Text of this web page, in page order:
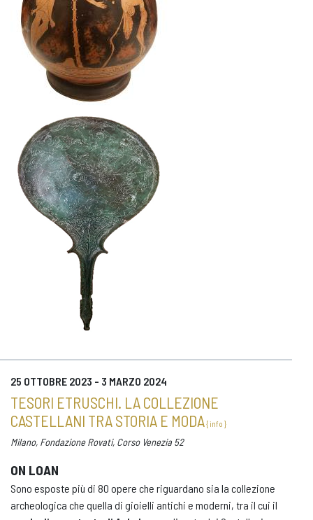
25 OTTOBRE 2023 - 3 MARZO 2024
TESORI ETRUSCHI. LA COLLEZIONE
CASTELLANI TRA STORIA E MODA{ info }
Milano, Fondazione Rovati, Corso Venezia 52
ON LOAN
Sono esposte più di 80 opere che riguardano sia la collezione
archeologica che quella di gioielli antichi e moderni, tra il cui il